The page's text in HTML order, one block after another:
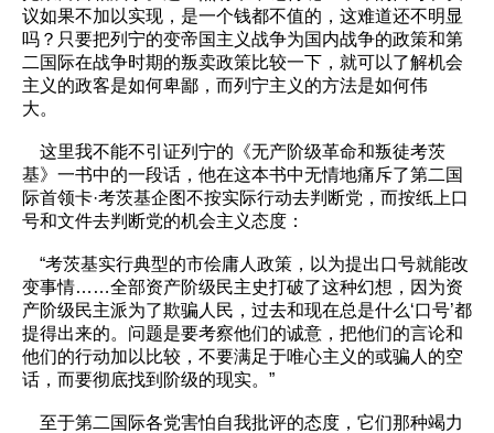
议如果不加以实现，是一个钱都不值的，这难道还不明显
吗？只要把列宁的变帝国主义战争为国内战争的政策和第
二国际在战争时期的叛卖政策比较一下，就可以了解机会
主义的政客是如何卑鄙，而列宁主义的方法是如何伟
大。
这里我不能不引证列宁的《无产阶级革命和叛徒考茨
基》一书中的一段话，他在这本书中无情地痛斥了第二国
际首领卡·考茨基企图不按实际行动去判断党，而按纸上口
号和文件去判断党的机会主义态度：
“考茨基实行典型的市侩庸人政策，以为提出口号就能改
变事情……全部资产阶级民主史打破了这种幻想，因为资
产阶级民主派为了欺骗人民，过去和现在总是什么‘口号’都
提得出来的。问题是要考察他们的诚意，把他们的言论和
他们的行动加以比较，不要满足于唯心主义的或骗人的空
话，而要彻底找到阶级的现实。”
至于第二国际各党害怕自我批评的态度，它们那种竭力